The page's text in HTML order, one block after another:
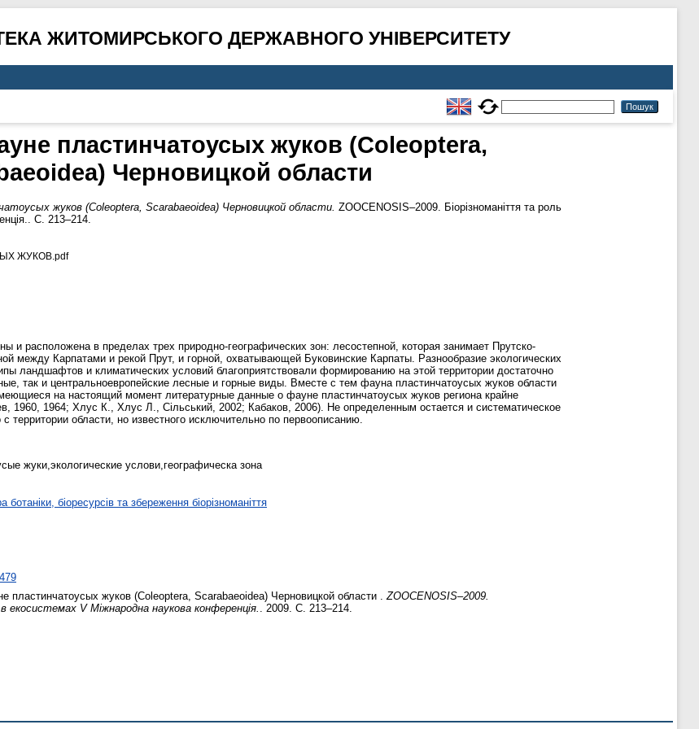
ЖИТОМИРСЬКОГО ДЕРЖАВНОГО УНІВЕРСИТЕТУ
пластинчатоусых жуков (Coleoptera,
Черновицкой области
жуков (Coleoptera, Scarabaeoidea) Черновицкой области. ZOOCENOSIS–2009. Біорізноманіття та роль
С. 213–214.
ЖУКОВ.pdf
и расположена в пределах трех природно-географических зон: лесостепной, которая занимает Прутско-
между Карпатами и рекой Прут, и горной, охватывающей Буковинские Карпаты. Разнообразие экологических
ландшафтов и климатических условий благоприятствовали формированию на этой территории достаточно
так и центральноевропейские лесные и горные виды. Вместе с тем фауна пластинчатоусых жуков области
на настоящий момент литературные данные о фауне пластинчатоусых жуков региона крайне
1960, 1964; Хлус К., Хлус Л., Сільський, 2002; Кабаков, 2006). Не определенным остается и систематическое
области, но известного исключительно по первоописанию.
жуки,экологические услови,географическа зона
ботаніки, біоресурсів та збереження біорізноманіття
пластинчатоусых жуков (Coleoptera, Scarabaeoidea) Черновицкой области . ZOOCENOSIS–2009.
екосистемах V Міжнародна наукова конференція.
. 2009. С. 213–214.